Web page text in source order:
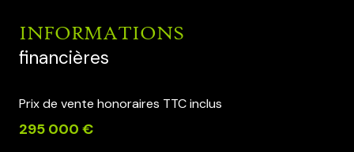
INFORMATIONS
financières
Prix de vente honoraires TTC inclus
295 000 €